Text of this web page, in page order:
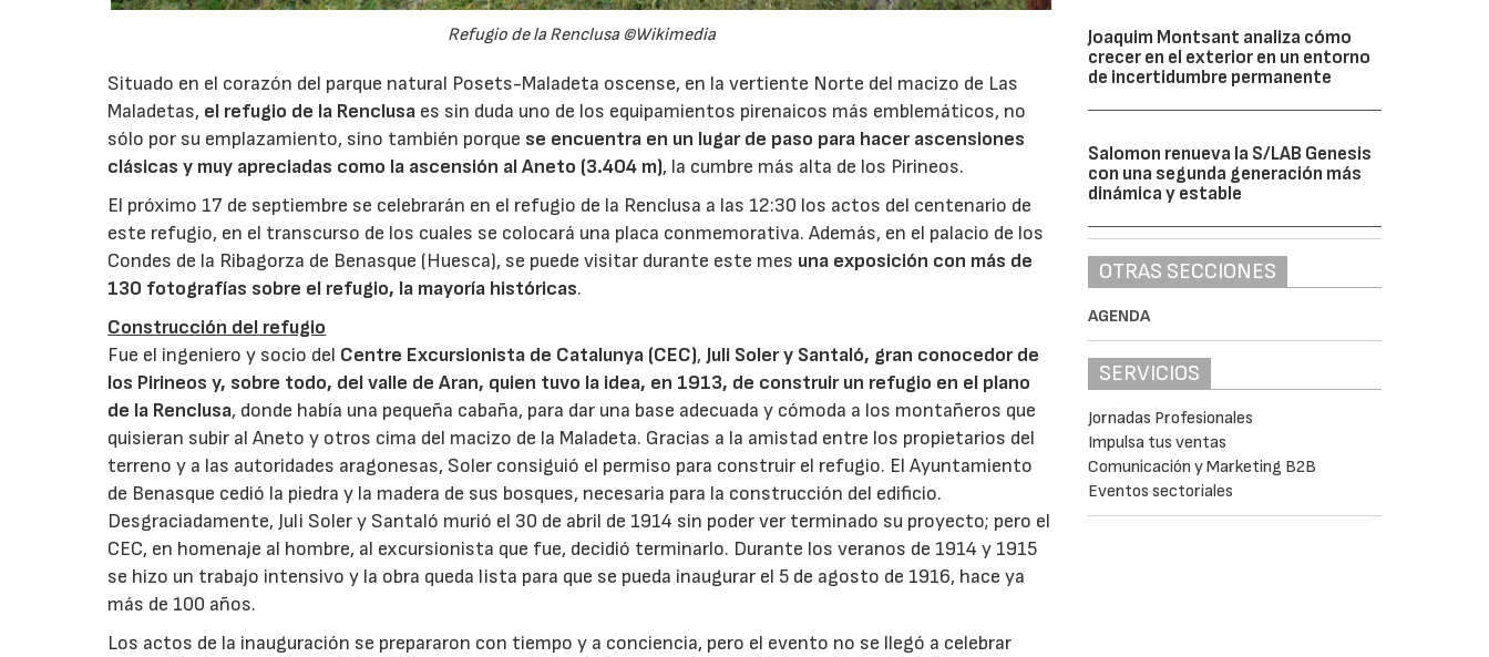
Refugio de la Renclusa ©Wikimedia
Situado en el corazón del parque natural Posets-Maladeta oscense, en la vertiente Norte del macizo de Las
Maladetas, el refugio de la Renclusa es sin duda uno de los equipamientos pirenaicos más emblemáticos, no
sólo por su emplazamiento, sino también porque se encuentra en un lugar de paso para hacer ascensiones
clásicas y muy apreciadas como la ascensión al Aneto (3.404 m), la cumbre más alta de los Pirineos.
El próximo 17 de septiembre se celebrarán en el refugio de la Renclusa a las 12:30 los actos del centenario de
este refugio, en el transcurso de los cuales se colocará una placa conmemorativa. Además, en el palacio de los
Condes de la Ribagorza de Benasque (Huesca), se puede visitar durante este mes una exposición con más de
130 fotografías sobre el refugio, la mayoría históricas.
Construcción del refugio
Fue el ingeniero y socio del Centre Excursionista de Catalunya (CEC), Juli Soler y Santaló, gran conocedor de
los Pirineos y, sobre todo, del valle de Aran, quien tuvo la idea, en 1913, de construir un refugio en el plano
de la Renclusa, donde había una pequeña cabaña, para dar una base adecuada y cómoda a los montañeros que
quisieran subir al Aneto y otros cima del macizo de la Maladeta. Gracias a la amistad entre los propietarios del
terreno y a las autoridades aragonesas, Soler consiguió el permiso para construir el refugio. El Ayuntamiento
de Benasque cedió la piedra y la madera de sus bosques, necesaria para la construcción del edificio.
Desgraciadamente, Juli Soler y Santaló murió el 30 de abril de 1914 sin poder ver terminado su proyecto; pero el
CEC, en homenaje al hombre, al excursionista que fue, decidió terminarlo. Durante los veranos de 1914 y 1915
se hizo un trabajo intensivo y la obra queda lista para que se pueda inaugurar el 5 de agosto de 1916, hace ya
más de 100 años.
Los actos de la inauguración se prepararon con tiempo y a conciencia, pero el evento no se llegó a celebrar
Joaquim Montsant analiza cómo
crecer en el exterior en un entorno
de incertidumbre permanente
Salomon renueva la S/LAB Genesis
con una segunda generación más
dinámica y estable
OTRAS SECCIONES
AGENDA
SERVICIOS
Jornadas Profesionales
Impulsa tus ventas
Comunicación y Marketing B2B
Eventos sectoriales